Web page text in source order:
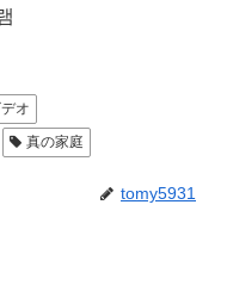
オ
真の家庭
tomy5931